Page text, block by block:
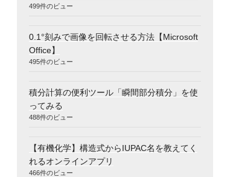
499件のビュー
0.1°刻みで画像を回転させる方法【Microsoft
Office】
495件のビュー
積分計算の便利ツール「瞬間部分積分」を使
ってみる
488件のビュー
【有機化学】構造式からIUPAC名を教えてく
れるオンラインアプリ
466件のビュー